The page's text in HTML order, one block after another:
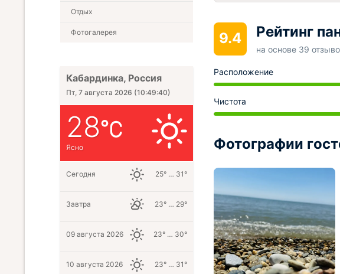
9.4 Рейтинг
на основе 39
Расположение
Чистота
Фотографии
Отдых
Фотогалерея
Кабардинка, Россия
Пт, 7 августа 2026 (10:49:42)
28
Ясно
Сегодня 25° … 31°
Завтра 23° … 29°
09 августа 2026 23° … 30°
10 августа 2026 23° … 31°